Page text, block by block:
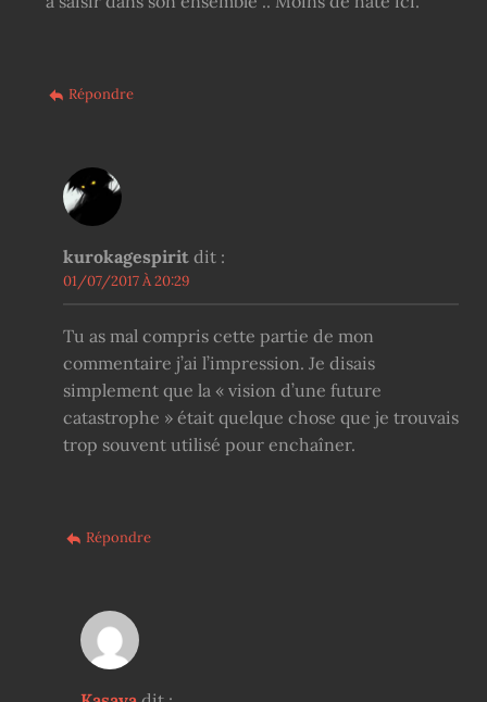
Répondre
kurokagespirit dit :
01/07/2017 À 20:29
Tu as mal compris cette partie de mon
commentaire j’ai l’impression. Je disais
simplement que la « vision d’une future
catastrophe » était quelque chose que je trouvais
trop souvent utilisé pour enchaîner.
Répondre